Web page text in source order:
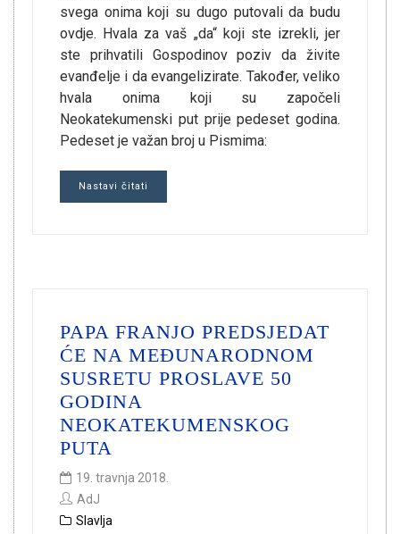
svega onima koji su dugo putovali da budu
ovdje. Hvala za vaš „da“ koji ste izrekli, jer
ste prihvatili Gospodinov poziv da živite
evanđelje i da evangelizirate. Također, veliko
hvala onima koji su započeli
Neokatekumenski put prije pedeset godina.
Pedeset je važan broj u Pismima:
Nastavi čitati
PAPA FRANJO PREDSJEDAT
ĆE NA MEĐUNARODNOM
SUSRETU PROSLAVE 50
GODINA
NEOKATEKUMENSKOG
PUTA
19. travnja 2018.
AdJ
Slavlja